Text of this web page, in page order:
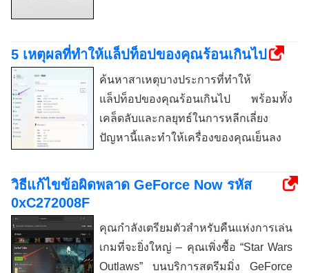
5 เหตุผลที่ทำให้แล็ปท็อปของคุณร้อนเกินไป
ค้นหาสาเหตุบางประการที่ทำให้
แล็ปท็อปของคุณร้อนเกินไป พร้อมทั้ง
เคล็ดลับและกลยุทธ์ในการหลีกเลี่ยง
ปัญหานี้และทำให้เครื่องของคุณเย็นลง
วิธีแก้ไขข้อผิดพลาด GeForce Now รหัส
0xC272008F
คุณกำลังเตรียมตัวสำหรับคืนแห่งการเล่น
เกมที่จะยิ่งใหญ่ – คุณเพิ่งซื้อ “Star Wars
Outlaws” บนบริการสตรีมมิ่ง GeForce